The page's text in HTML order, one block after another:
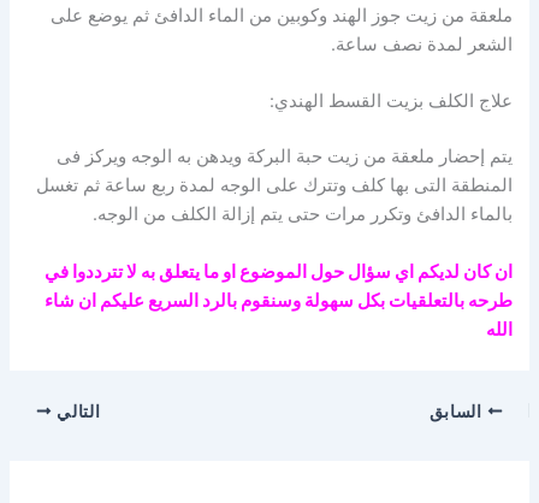
ملعقة من زيت جوز الهند وكوبين من الماء الدافئ ثم يوضع على
الشعر لمدة نصف ساعة.
علاج الكلف بزيت القسط الهندي:
يتم إحضار ملعقة من زيت حبة البركة ويدهن به الوجه ويركز فى
المنطقة التى بها كلف وتترك على الوجه لمدة ربع ساعة ثم تغسل
بالماء الدافئ وتكرر مرات حتى يتم إزالة الكلف من الوجه.
ان كان لديكم اي سؤال حول الموضوع او ما يتعلق به لا تترددوا في
طرحه بالتعلقيات بكل سهولة وسنقوم بالرد السريع عليكم ان شاء
الله
السابق التالي